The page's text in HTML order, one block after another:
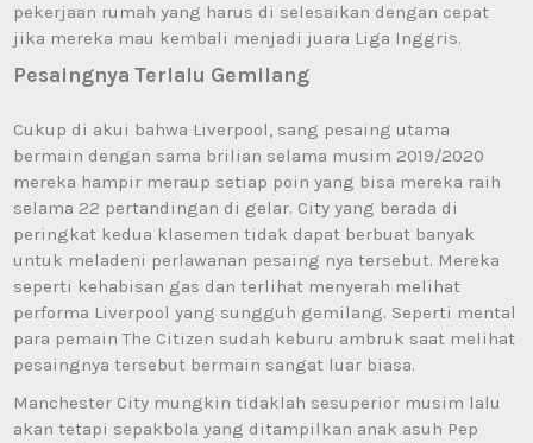
pekerjaan rumah yang harus di selesaikan dengan cepat
jika mereka mau kembali menjadi juara Liga Inggris.
Pesaingnya Terlalu Gemilang
Cukup di akui bahwa Liverpool, sang pesaing utama
bermain dengan sama brilian selama musim 2019/2020
mereka hampir meraup setiap poin yang bisa mereka raih
selama 22 pertandingan di gelar. City yang berada di
peringkat kedua klasemen tidak dapat berbuat banyak
untuk meladeni perlawanan pesaing nya tersebut. Mereka
seperti kehabisan gas dan terlihat menyerah melihat
performa Liverpool yang sungguh gemilang. Seperti mental
para pemain The Citizen sudah keburu ambruk saat melihat
pesaingnya tersebut bermain sangat luar biasa.
Manchester City mungkin tidaklah sesuperior musim lalu
akan tetapi sepakbola yang ditampilkan anak asuh Pep